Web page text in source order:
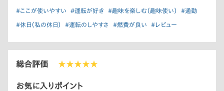
#ここが使いやすい #運転が好き #趣味を楽しむ（趣味使い） #通勤
#休日（私の休日） #運転のしやすさ #燃費が良い #レビュー
総合評価 ★★★★★
お気に入りポイント